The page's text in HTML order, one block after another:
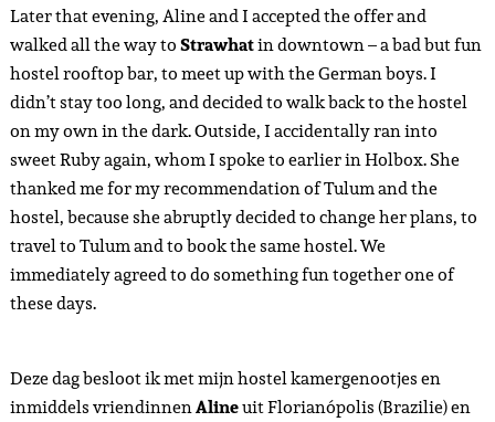
Later that evening, Aline and I accepted the offer and
walked all the way toStrawhatin downtown – a bad but fun
hostel rooftop bar, to meet up with the German boys. I
didn’t stay too long, and decided to walk back to the hostel
on my own in the dark. Outside, I accidentally ran into
sweet Ruby again, whom I spoke to earlier in Holbox. She
thanked me for my recommendation of Tulum and the
hostel, because she abruptly decided to change her plans, to
travel to Tulum and to book the same hostel. We
immediately agreed to do something fun together one of
these days.
Deze dag besloot ik met mijn hostel kamergenootjes en
inmiddels vriendinnenAlineuit Florianópolis (Brazilie) en